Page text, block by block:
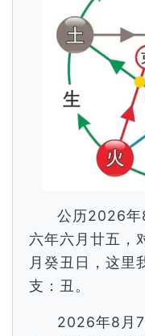
公历2026年
六年六月廿五，
月癸丑日，这里
支：丑。
2026年8月